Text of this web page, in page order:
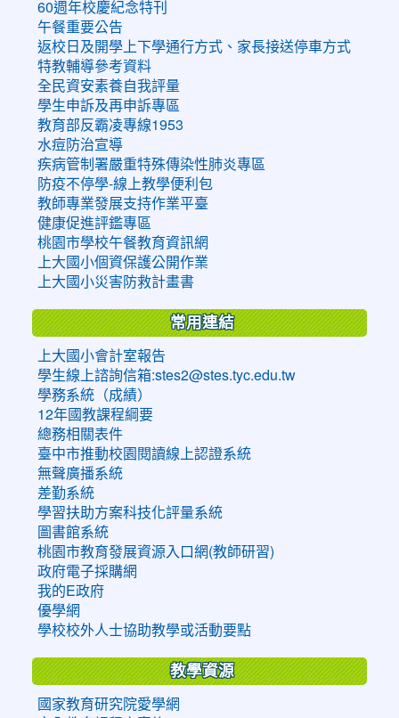
60週年校慶紀念特刊
午餐重要公告
返校日及開學上下學通行方式、家長接送停車方式
特教輔導參考資料
全民資安素養自我評量
學生申訴及再申訴專區
教育部反霸凌專線1953
水痘防治宣導
疾病管制署嚴重特殊傳染性肺炎專區
防疫不停學-線上教學便利包
教師專業發展支持作業平臺
健康促進評鑑專區
桃園市學校午餐教育資訊網
上大國小個資保護公開作業
上大國小災害防救計畫書
常用連結
上大國小會計室報告
學生線上諮詢信箱:stes2@stes.tyc.edu.tw
學務系統（成績）
12年國教課程綱要
總務相關表件
臺中市推動校園閱讀線上認證系統
無聲廣播系統
差勤系統
學習扶助方案科技化評量系統
圖書館系統
桃園市教育發展資源入口網(教師研習)
政府電子採購網
我的E政府
優學網
學校校外人士協助教學或活動要點
教學資源
國家教育研究院愛學網